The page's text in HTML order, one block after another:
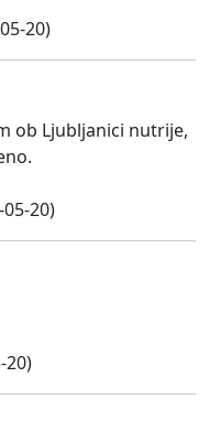
20)
ob Ljubljanici nutrije,
20)
20)